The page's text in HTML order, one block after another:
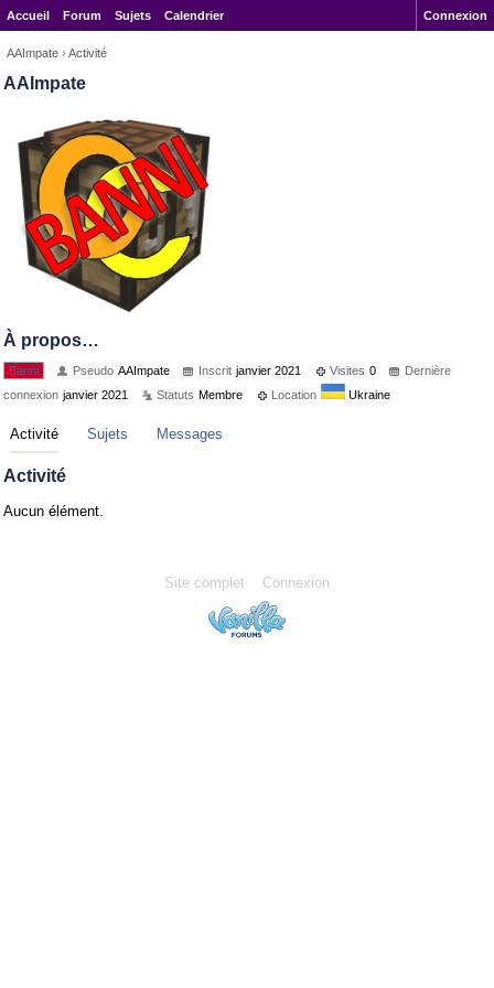
Accueil Forum Sujets Calendrier Connexion
AAImpate › Activité
AAImpate
À propos…
Banni Pseudo AAImpate Inscrit janvier 2021 Visites 0
Dernière
connexion janvier 2021 Statuts Membre Location Ukraine
Activité Sujets Messages
Activité
Aucun élément.
Site complet Connexion